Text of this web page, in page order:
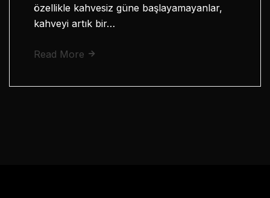
özellikle kahvesiz güne başlayamayanlar,
kahveyi artık bir…
Read More